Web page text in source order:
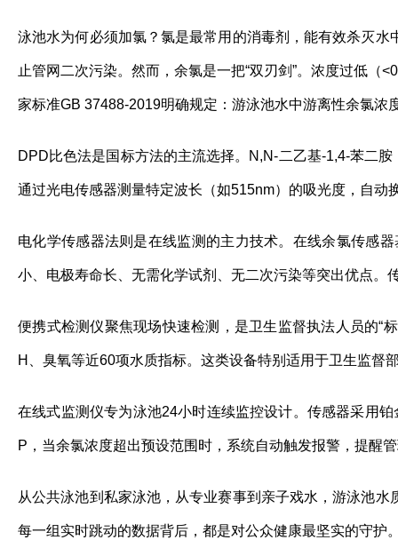
泳池水为何必须加氯？氯是最常用的消毒剂，能有效杀灭
止管网二次污染。然而，余氯是一把“双刃剑”。浓度过低（
家标准GB 37488-2019明确规定：游泳池水中游离性余氯浓
DPD比色法是国标方法的主流选择。N,N-二乙基-1,4-苯二
通过光电传感器测量特定波长（如515nm）的吸光度，自动
电化学传感器法则是在线监测的主力技术。在线余氯传感
小、电极寿命长、无需化学试剂、无二次污染等突出优点。
便携式检测仪聚焦现场快速检测，是卫生监督执法人员的“
H、臭氧等近60项水质指标。这类设备特别适用于卫生监督
在线式监测仪专为泳池24小时连续监控设计。传感器采用
P，当余氯浓度超出预设范围时，系统自动触发报警，提醒
从公共泳池到私家泳池，从专业赛事到亲子戏水，游泳池
每一组实时跳动的数据背后，都是对公众健康最坚实的守护